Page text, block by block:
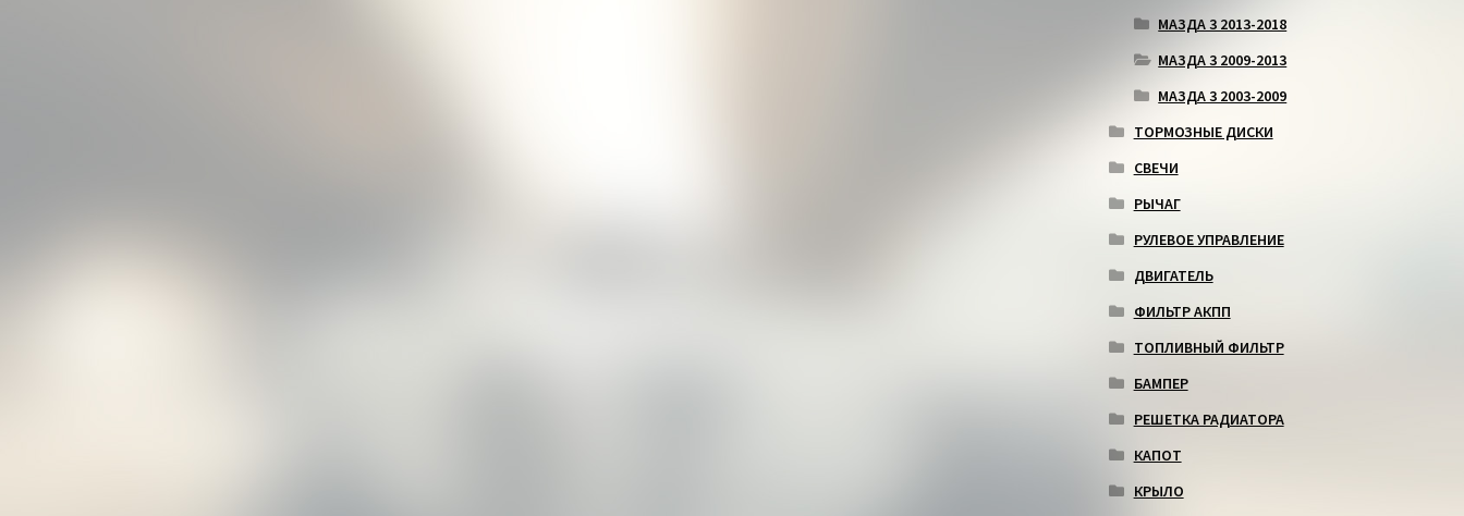
МАЗДА 3 2013-2018
МАЗДА 3 2009-2013
МАЗДА 3 2003-2009
ТОРМОЗНЫЕ ДИСКИ
СВЕЧИ
РЫЧАГ
РУЛЕВОЕ УПРАВЛЕНИЕ
ДВИГАТЕЛЬ
ФИЛЬТР АКПП
ТОПЛИВНЫЙ ФИЛЬТР
БАМПЕР
РЕШЕТКА РАДИАТОРА
КАПОТ
КРЫЛО